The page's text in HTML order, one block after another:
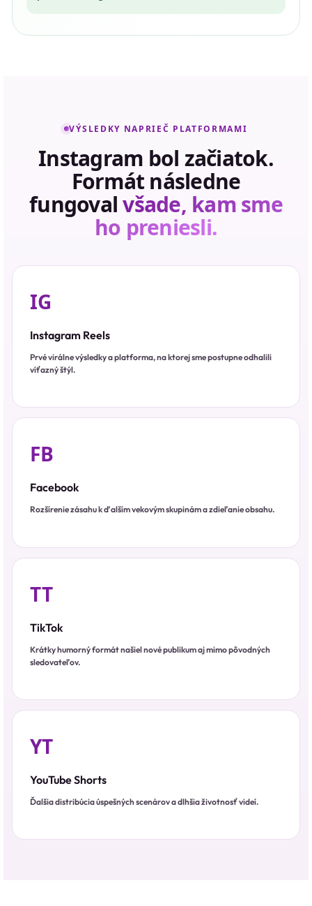
VÝSLEDKY NAPRIEČ PLATFORMAMI
Instagram bol začiatok.
Formát následne
fungovalvšade, kam sme
ho preniesli.
IG
Instagram Reels
Prvé virálne výsledky a platforma, na ktorej sme postupne odhalili
víťazný štýl.
FB
Facebook
Rozšírenie zásahu k ďalším vekovým skupinám a zdieľanie obsahu.
TT
TikTok
Krátky humorný formát našiel nové publikum aj mimo pôvodných
sledovateľov.
YT
YouTube Shorts
Ďalšia distribúcia úspešných scenárov a dlhšia životnosť videí.